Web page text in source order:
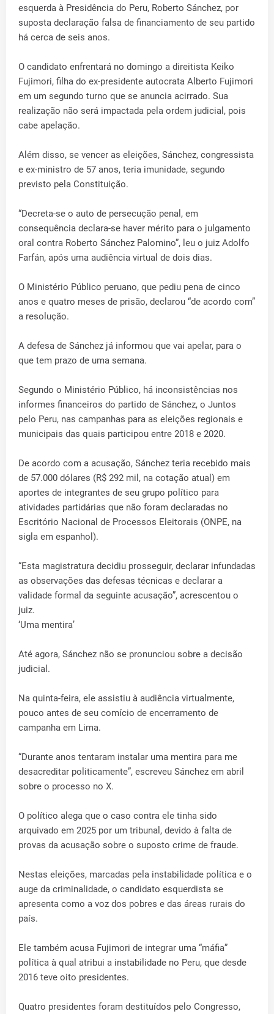
esquerda à Presidência do Peru, Roberto Sánchez, por
suposta declaração falsa de financiamento de seu partido
há cerca de seis anos.
O candidato enfrentará no domingo a direitista Keiko
Fujimori, filha do ex-presidente autocrata Alberto Fujimori
em um segundo turno que se anuncia acirrado. Sua
realização não será impactada pela ordem judicial, pois
cabe apelação.
Além disso, se vencer as eleições, Sánchez, congressista
e ex-ministro de 57 anos, teria imunidade, segundo
previsto pela Constituição.
“Decreta-se o auto de persecução penal, em
consequência declara-se haver mérito para o julgamento
oral contra Roberto Sánchez Palomino”, leu o juiz Adolfo
Farfán, após uma audiência virtual de dois dias.
O Ministério Público peruano, que pediu pena de cinco
anos e quatro meses de prisão, declarou “de acordo com”
a resolução.
A defesa de Sánchez já informou que vai apelar, para o
que tem prazo de uma semana.
Segundo o Ministério Público, há inconsistências nos
informes financeiros do partido de Sánchez, o Juntos
pelo Peru, nas campanhas para as eleições regionais e
municipais das quais participou entre 2018 e 2020.
De acordo com a acusação, Sánchez teria recebido mais
de 57.000 dólares (R$ 292 mil, na cotação atual) em
aportes de integrantes de seu grupo político para
atividades partidárias que não foram declaradas no
Escritório Nacional de Processos Eleitorais (ONPE, na
sigla em espanhol).
“Esta magistratura decidiu prosseguir, declarar infundadas
as observações das defesas técnicas e declarar a
validade formal da seguinte acusação”, acrescentou o
juiz.
‘Uma mentira’
Até agora, Sánchez não se pronunciou sobre a decisão
judicial.
Na quinta-feira, ele assistiu à audiência virtualmente,
pouco antes de seu comício de encerramento de
campanha em Lima.
“Durante anos tentaram instalar uma mentira para me
desacreditar politicamente”, escreveu Sánchez em abril
sobre o processo no X.
O político alega que o caso contra ele tinha sido
arquivado em 2025 por um tribunal, devido à falta de
provas da acusação sobre o suposto crime de fraude.
Nestas eleições, marcadas pela instabilidade política e o
auge da criminalidade, o candidato esquerdista se
apresenta como a voz dos pobres e das áreas rurais do
país.
Ele também acusa Fujimori de integrar uma “máfia”
política à qual atribui a instabilidade no Peru, que desde
2016 teve oito presidentes.
Quatro presidentes foram destituídos pelo Congresso,